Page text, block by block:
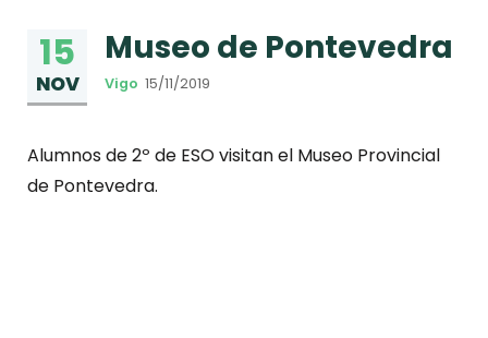
15
NOV
Museo de Pontevedra
Vigo 15/11/2019
Alumnos de 2º de ESO visitan el Museo Provincial
de Pontevedra.